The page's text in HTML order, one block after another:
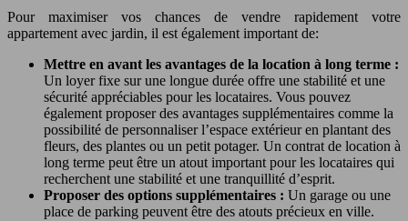
Pour maximiser vos chances de vendre rapidement votre
appartement avec jardin, il est également important de:
Mettre en avant les avantages de la location à long terme :
Un loyer fixe sur une longue durée offre une stabilité et une
sécurité appréciables pour les locataires. Vous pouvez
également proposer des avantages supplémentaires comme la
possibilité de personnaliser l’espace extérieur en plantant des
fleurs, des plantes ou un petit potager. Un contrat de location à
long terme peut être un atout important pour les locataires qui
recherchent une stabilité et une tranquillité d’esprit.
Proposer des options supplémentaires : Un garage ou une
place de parking peuvent être des atouts précieux en ville.